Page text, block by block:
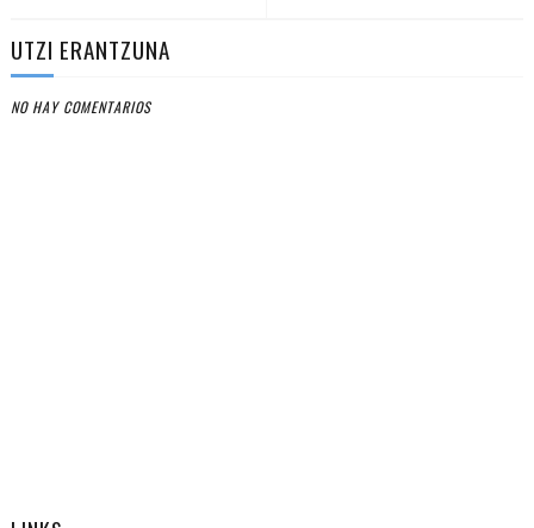
UTZI ERANTZUNA
NO HAY COMENTARIOS